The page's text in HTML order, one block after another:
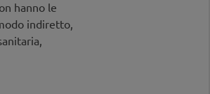
hanno le
indiretto,